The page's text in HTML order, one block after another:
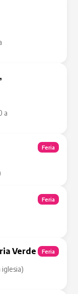
a
Feria
Feria
Verde
iglesia)
Feria